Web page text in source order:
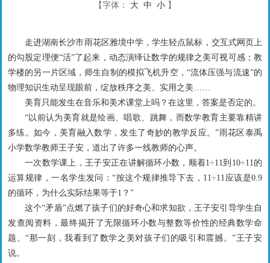
【字体：
大 中 小 】
走进湖南长沙市雨花区雅境中学，学生轻点鼠标，交互式网页上
的勾股定理便“活”了起来，动态演绎让数学的规律之美可视可感；教
学楼的另一片区域，师生自制的模拟飞机升空，“流体压强与流速”的
物理知识生动呈现眼前，绽放秩序之美、实用之美……
美育只能发生在音乐和美术课堂上吗？在这里，答案是否定的。
“以前认为美育就是绘画、唱歌、跳舞，而数学教育主要靠精讲
多练。如今，美育融入数学，发生了奇妙的教学反应。”雨花区泰禹
小学数学教师王子安，道出了许多一线教师的心声。
一次数学课上，王子安正在讲解循环小数，顺着1÷11到10÷11的
运算规律，一名学生发问：“按这个规律推导下去，11÷11应该是0.9
的循环，为什么实际结果等于1？”
这个“矛盾”点燃了孩子们的好奇心和求知欲，王子安引导学生自
发查阅资料，最终揭开了无限循环小数与整数等价性的经典数学命
题。“那一刻，我看到了数学之美对孩子们的吸引和震撼。”王子安
说。